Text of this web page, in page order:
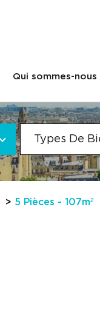
Qui sommes-nous
Types De
5 Pièces - 107m²